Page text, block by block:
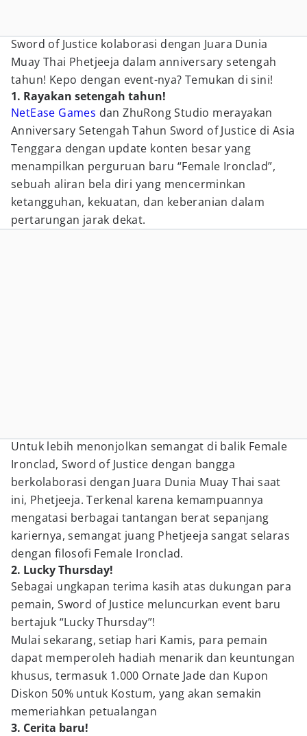
Sword of Justice kolaborasi dengan Juara Dunia
Muay Thai Phetjeeja dalam anniversary setengah
tahun! Kepo dengan event-nya? Temukan di sini!
1. Rayakan setengah tahun!
NetEase Games dan ZhuRong Studio merayakan
Anniversary Setengah Tahun Sword of Justice di Asia
Tenggara dengan update konten besar yang
menampilkan perguruan baru “Female Ironclad”,
sebuah aliran bela diri yang mencerminkan
ketangguhan, kekuatan, dan keberanian dalam
pertarungan jarak dekat.
Untuk lebih menonjolkan semangat di balik Female
Ironclad, Sword of Justice dengan bangga
berkolaborasi dengan Juara Dunia Muay Thai saat
ini, Phetjeeja. Terkenal karena kemampuannya
mengatasi berbagai tantangan berat sepanjang
kariernya, semangat juang Phetjeeja sangat selaras
dengan filosofi Female Ironclad.
2. Lucky Thursday!
Sebagai ungkapan terima kasih atas dukungan para
pemain, Sword of Justice meluncurkan event baru
bertajuk “Lucky Thursday”!
Mulai sekarang, setiap hari Kamis, para pemain
dapat memperoleh hadiah menarik dan keuntungan
khusus, termasuk 1.000 Ornate Jade dan Kupon
Diskon 50% untuk Kostum, yang akan semakin
memeriahkan petualangan
3. Cerita baru!